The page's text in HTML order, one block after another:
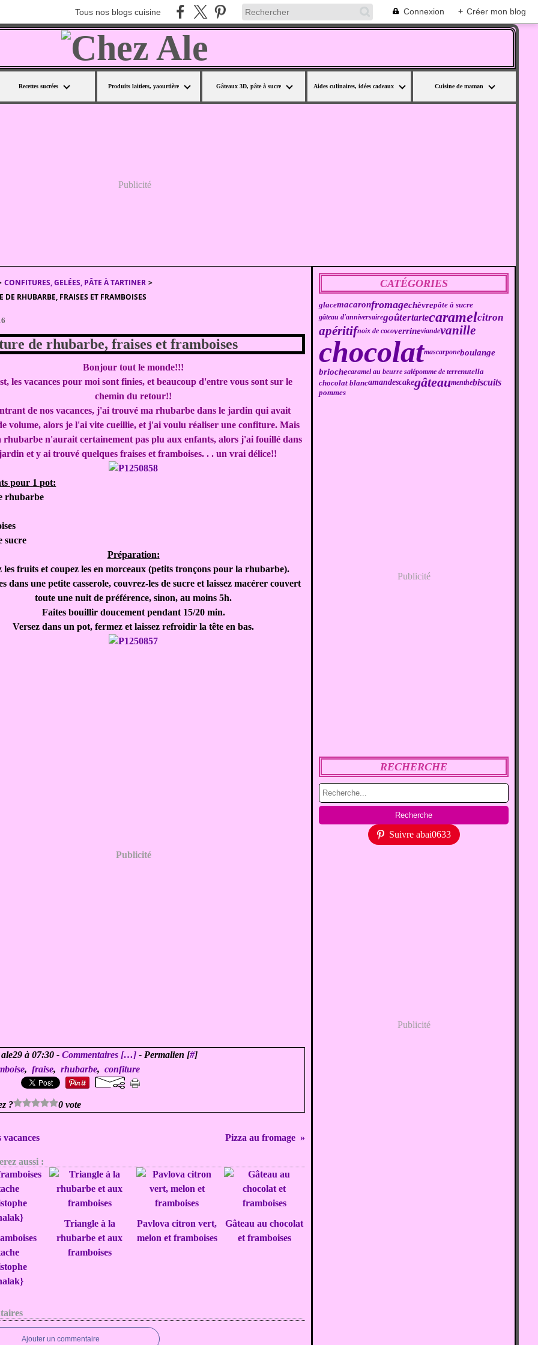
Tous nos blogs cuisine Connexion + Créer mon blog
Recettes sucrées Produits laitiers, yaourtière Gâteaux 3D, pâte à sucre Aides culinaires, idées cadeaux Cuisine de maman
Publicité
CONFITURES, GELÉES, PÂTE À TARTINER >
DE RHUBARBE, FRAISES ET FRAMBOISES
de rhubarbe, fraises et framboises
Bonjour tout le monde!!!
les vacances pour moi sont finies, et beaucoup d'entre vous sont sur le
chemin du retour!!
de nos vacances, j'ai trouvé ma rhubarbe dans le jardin qui avait
volume, alors je l'ai vite cueillie, et j'ai voulu réaliser une confiture. Mais
rhubarbe n'aurait certainement pas plu aux enfants, alors j'ai fouillé dans
et y ai trouvé quelques fraises et framboises. . . un vrai délice!!
pour 1 pot:
rhubarbe
sucre
Préparation:
les fruits et coupez les en morceaux (petits tronçons pour la rhubarbe).
dans une petite casserole, couvrez-les de sucre et laissez macérer couvert
toute une nuit de préférence, sinon, au moins 5h.
Faites bouillir doucement pendant 15/20 min.
Versez dans un pot, fermez et laissez refroidir la tête en bas.
Publicité
ale29 à 07:30 -Commentaires […] - Permalien [#]
,fraise,rhubarbe,confiture
? 0 vote
vacances Pizza au fromage
aussi :
Triangle à la
rhubarbe et aux
framboises
Pavlova citron vert,
melon et framboises
Gâteau au chocolat
et framboises
Ajouter un commentaire
CATÉGORIES
glacemacaronfromagechèvrepâte à sucre
gâteau d'anniversairegoûtertartecaramelcitron
apéritifnoix de cocoverrineviandevanille
chocolatmascarponeboulange
briochecaramel au beurre salépomme de terrenutella
chocolat blancamandescakegâteaumenthebiscuits
pommes
Publicité
RECHERCHE
Suivre abai0633
Publicité